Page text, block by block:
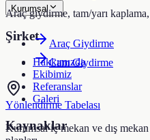
Kurumsal
Şirket
Hakkımızda
Ekibimiz
Referanslar
Galeri
Kaynaklar
Araç giydirme, tam/yarı
Araç Giydirme
Cam Giydirme
Yönlendirme Tabelası
Kurumsal iç mekan ve dış